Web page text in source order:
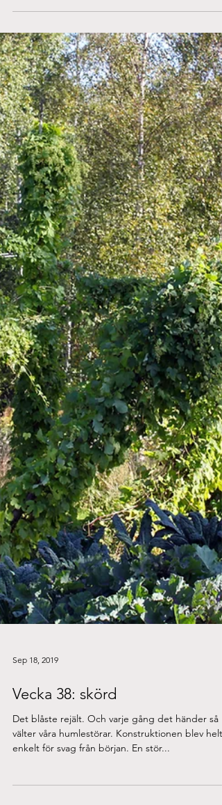
Jun 10, 2020
Did I plant that?
Ja kära någon. Det här var veckan då
tomatplantorna drabbades av skador, inte mina
egna i särskilt stor omfattning – än – men